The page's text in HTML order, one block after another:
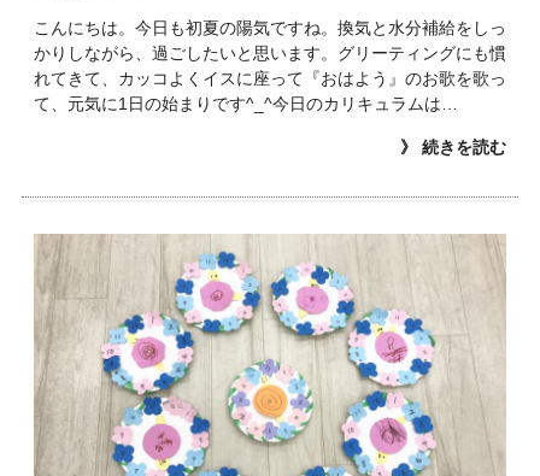
こんにちは。今日も初夏の陽気ですね。換気と水分補給をしっ
かりしながら、過ごしたいと思います。グリーティングにも慣
れてきて、カッコよくイスに座って『おはよう』のお歌を歌っ
て、元気に1日の始まりです^_^今日のカリキュラムは…
》 続きを読む